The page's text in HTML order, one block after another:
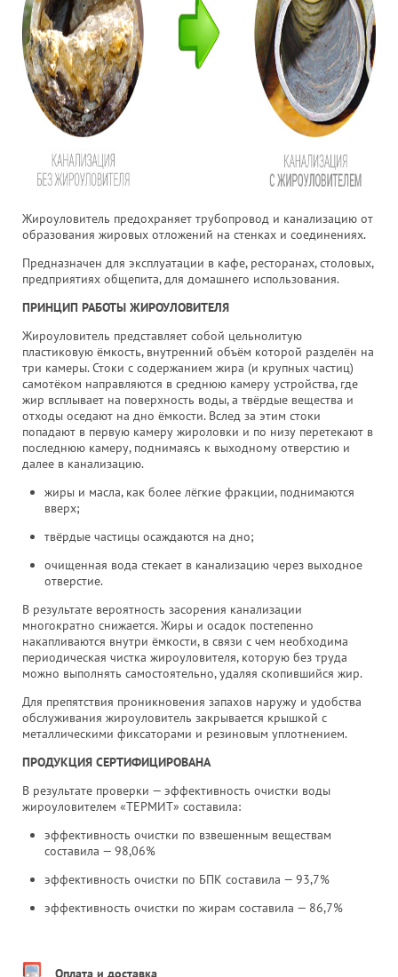
Жироуловитель предохраняет трубопровод и канализацию от
образования жировых отложений на стенках и соединениях.
Предназначен для эксплуатации в кафе, ресторанах, столовых,
предприятиях общепита, для домашнего использования.
ПРИНЦИП РАБОТЫ ЖИРОУЛОВИТЕЛЯ
Жироуловитель представляет собой цельнолитую
пластиковую ёмкость, внутренний объём которой разделён на
три камеры. Стоки с содержанием жира (и крупных частиц)
самотёком направляются в среднюю камеру устройства, где
жир всплывает на поверхность воды, а твёрдые вещества и
отходы оседают на дно ёмкости. Вслед за этим стоки
попадают в первую камеру жироловки и по низу перетекают в
последнюю камеру, поднимаясь к выходному отверстию и
далее в канализацию.
жиры и масла, как более лёгкие фракции, поднимаются
вверх;
твёрдые частицы осаждаются на дно;
очищенная вода стекает в канализацию через выходное
отверстие.
В результате вероятность засорения канализации
многократно снижается. Жиры и осадок постепенно
накапливаются внутри ёмкости, в связи с чем необходима
периодическая чистка жироуловителя, которую без труда
можно выполнять самостоятельно, удаляя скопившийся жир.
Для препятствия проникновения запахов наружу и удобства
обслуживания жироуловитель закрывается крышкой с
металлическими фиксаторами и резиновым уплотнением.
ПРОДУКЦИЯ СЕРТИФИЦИРОВАНА
В результате проверки — эффективность очистки воды
жироуловителем «ТЕРМИТ» составила:
эффективность очистки по взвешенным веществам
составила — 98,06%
эффективность очистки по БПК составила — 93,7%
эффективность очистки по жирам составила — 86,7%
Оплата и доставка